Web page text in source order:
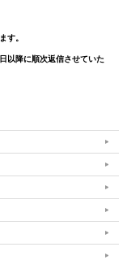
す。
以降に順次返信させていた